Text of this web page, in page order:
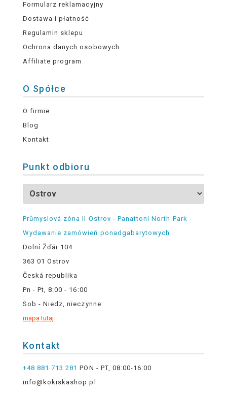
Formularz reklamacyjny
Dostawa i płatność
Regulamin sklepu
Ochrona danych osobowych
Affiliate program
O Spółce
O firmie
Blog
Kontakt
Punkt odbioru
Průmyslová zóna II Ostrov - Panattoni North Park -
Wydawanie zamówień ponadgabarytowych
Dolní Žďár 104
363 01 Ostrov
Česká republika
Pn - Pt, 8:00 - 16:00
Sob - Niedz, nieczynne
mapa tutaj
Kontakt
+48 881 713 281 PON - PT, 08:00-16:00
info@kokiskashop.pl